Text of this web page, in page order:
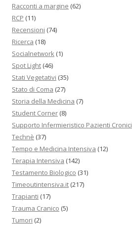
Racconti a margine (62)
RCP (11)
Recensioni (74)
Ricerca (18)
Socialnetwork (1)
Spot Light (46)
Stati Vegetativi (35)
Stato di Coma (27)
Storia della Medicina (7)
Student Corner (8)
Supporto Infermieristico Pazienti Cronici
Technè (37)
Tempo e Medicina Intensiva (12)
Terapia Intensiva (142)
Testamento Biologico (31)
Timeoutintensiva.it (217)
Trapianti (17)
Trauma Cranico (5)
Tumori (2)